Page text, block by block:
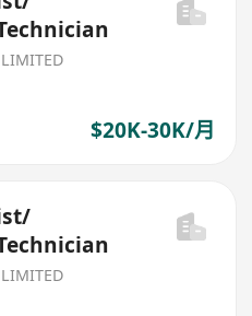
$20K-30K/月